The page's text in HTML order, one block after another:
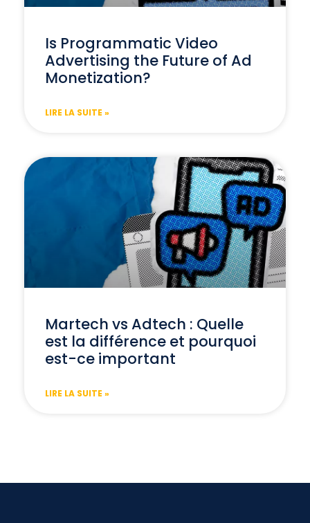
Is Programmatic Video
Advertising the Future of Ad
Monetization?
LIRE LA SUITE »
Martech vs Adtech : Quelle
est la différence et pourquoi
est-ce important
LIRE LA SUITE »